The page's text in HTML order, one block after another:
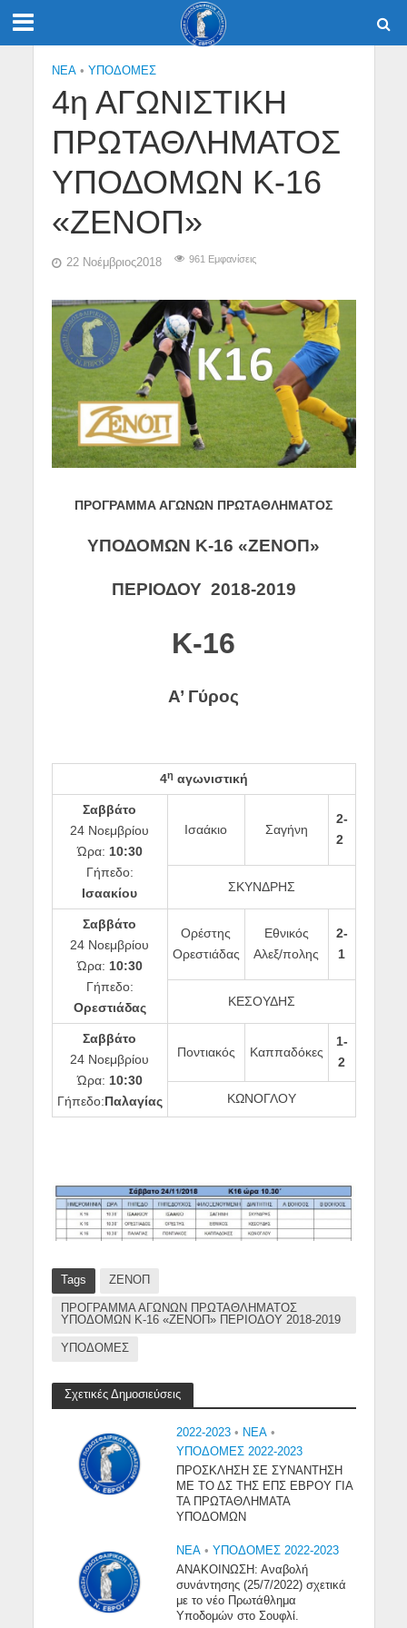
NEA • ΥΠΟΔΟΜΈΣ
4η ΑΓΩΝΙΣΤΙΚΗ
ΠΡΩΤΑΘΛΗΜΑΤΟΣ
ΥΠΟΔΟΜΩΝ Κ-16
«ΖΕΝΟΠ»
22 Νοέμβριος2018 961 Εμφανίσεις
ΠΡΟΓΡΑΜΜΑ ΑΓΩΝΩΝ ΠΡΩΤΑΘΛΗΜΑΤΟΣ
ΥΠΟΔΟΜΩΝ Κ-16 «ΖΕΝΟΠ»
ΠΕΡΙΟΔΟΥ 2018-2019
Κ-16
Α’ Γύρος
4η αγωνιστική
Σαββάτο
24 Νοεμβρίου
Ώρα: 10:30
Γήπεδο:
Ισαακίου
Ισαάκιο Σαγήνη
2-
2
ΣΚΥΝΔΡΗΣ
Σαββάτο
24 Νοεμβρίου
Ώρα: 10:30
Γήπεδο:
Ορεστιάδας
Ορέστης
Ορεστιάδας
Εθνικός
Αλεξ/πολης
2-
1
ΚΕΣΟΥΔΗΣ
Σαββάτο
24 Νοεμβρίου
Ώρα: 10:30
Γήπεδο:Παλαγίας
Ποντιακός Καππαδόκες
1-
2
ΚΩΝΟΓΛΟΥ
Tags ΖΕΝΟΠ
ΠΡΟΓΡΑΜΜΑ ΑΓΩΝΩΝ ΠΡΩΤΑΘΛΗΜΑΤΟΣ
ΥΠΟΔΟΜΩΝ Κ-16 «ΖΕΝΟΠ» ΠΕΡΙΟΔΟΥ 2018-2019
ΥΠΟΔΟΜΕΣ
Σχετικές Δημοσιεύσεις
2022-2023 • NEA •
ΥΠΟΔΟΜΕΣ 2022-2023
ΠΡΟΣΚΛΗΣΗ ΣΕ ΣΥΝΑΝΤΗΣΗ
ΜΕ ΤΟ ΔΣ ΤΗΣ ΕΠΣ ΕΒΡΟΥ ΓΙΑ
ΤΑ ΠΡΩΤΑΘΛΗΜΑΤΑ
ΥΠΟΔΟΜΩΝ
NEA • ΥΠΟΔΟΜΕΣ 2022-2023
ΑΝΑΚΟΙΝΩΣΗ: Αναβολή
συνάντησης (25/7/2022) σχετικά
με το νέο Πρωτάθλημα
Υποδομών στο Σουφλί.